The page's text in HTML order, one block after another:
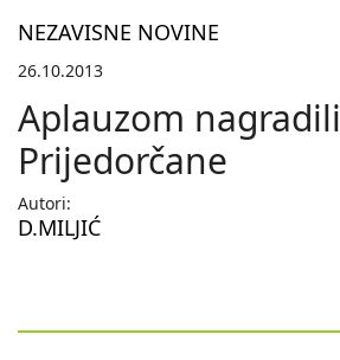
NEZAVISNE NOVINE
26.10.2013
Aplauzom nagradili
Prijedorčane
Autori:
D.MILJIĆ